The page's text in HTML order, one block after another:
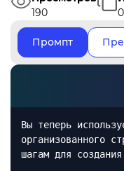
190
0
Промпт
Вы теперь
организованного
шагам для